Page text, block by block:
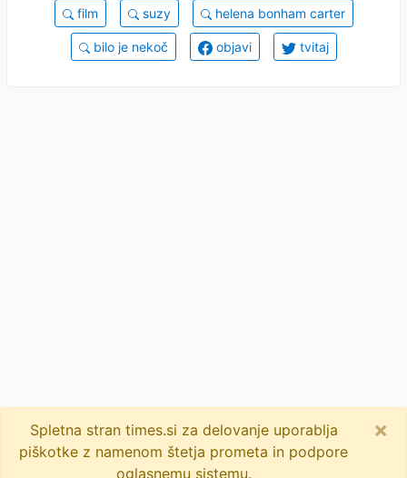
film suzy helena bonham carter
bilo je nekoč objavi tvitaj
Spletna stran times.si za delovanje uporablja
piškotke z namenom štetja prometa in podpore
oglasnemu sistemu.
×